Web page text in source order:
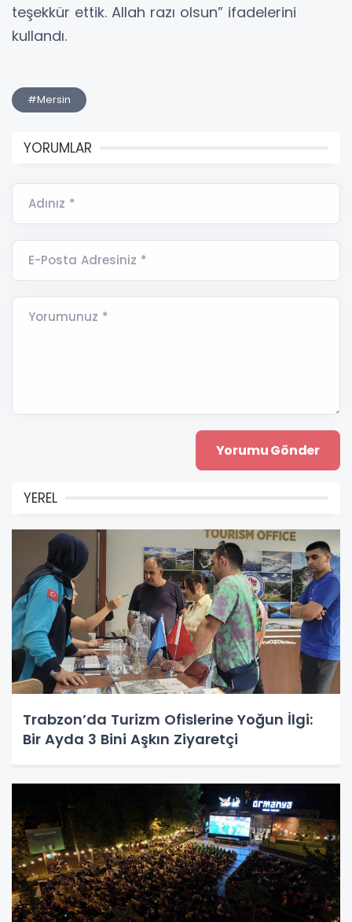
teşekkür ettik. Allah razı olsun” ifadelerini
kullandı.
#Mersin
YORUMLAR
Adınız *
E-Posta Adresiniz *
Yorumunuz *
YEREL
Trabzon’da Turizm Ofislerine Yoğun İlgi:
Bir Ayda 3 Bini Aşkın Ziyaretçi